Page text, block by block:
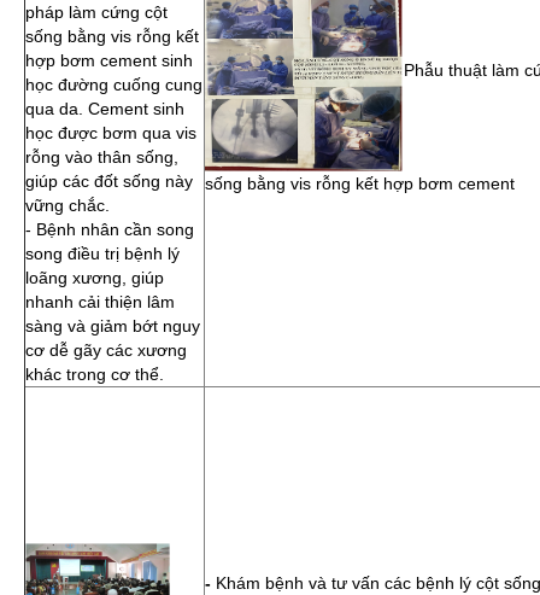
pháp làm cứng cột
sống bằng vis rỗng kết
hợp bơm cement sinh
học đường cuống cung
qua da. Cement sinh
học được bơm qua vis
rỗng vào thân sống,
giúp các đốt sống này
vững chắc.
- Bệnh nhân cần song
song điều trị bệnh lý
loãng xương, giúp
nhanh cải thiện lâm
sàng và giảm bớt nguy
cơ dễ gãy các xương
khác trong cơ thể.
Phẫu thuật làm
sống bằng vis rỗng kết hợp bơm cement
- Khám bệnh và tư vấn các bệnh lý cột